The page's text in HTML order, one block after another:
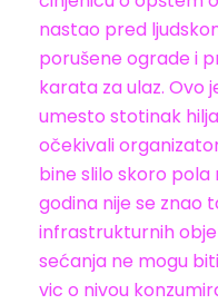
nastao pred
porušene ograde i
karata za ulaz. Ovo
umesto stotinak
očekivali
bine slilo skoro pola
godina nije se znao
infrastrukturnih
sećanja ne mogu
vic o nivou